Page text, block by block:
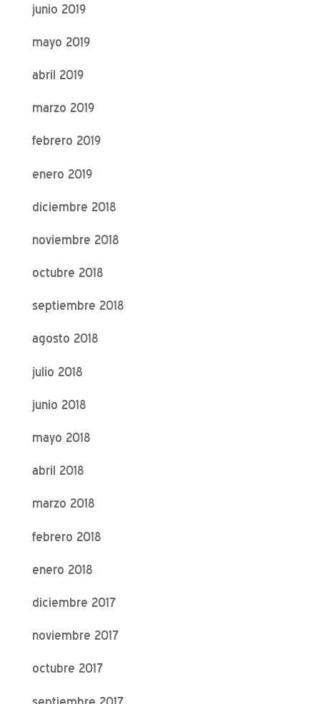
junio 2019
mayo 2019
abril 2019
marzo 2019
febrero 2019
enero 2019
diciembre 2018
noviembre 2018
octubre 2018
septiembre 2018
agosto 2018
julio 2018
junio 2018
mayo 2018
abril 2018
marzo 2018
febrero 2018
enero 2018
diciembre 2017
noviembre 2017
octubre 2017